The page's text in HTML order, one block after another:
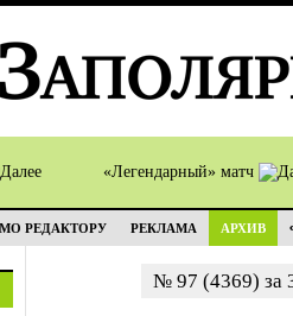
«Легендарный» матч
РЕДАКТОРУ РЕКЛАМА АРХИВ
№ 97 (4369) за